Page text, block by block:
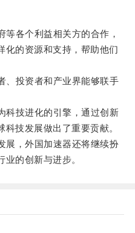
各个利益相关方的合作，
化的资源和支持，帮助他们
投资者和产业界能够联手
技进化的引擎，通过创新
技发展做出了重要贡献。
，外国加速器还将继续扮
的创新与进步。